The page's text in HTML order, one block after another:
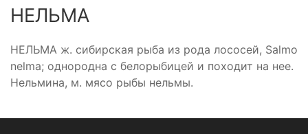
НЕЛЬМА
НЕЛЬМА ж. сибирская рыба из рода лососей, Salmo
nelma; однородна с белорыбицей и походит на нее.
Нельмина, м. мясо рыбы нельмы.